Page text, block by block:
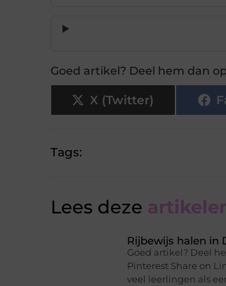
Goed artikel? Deel hem dan
X (Twitter)
Tags:
Lees deze
Rijbewijs halen in
Goed artikel? Deel
Pinterest Share on
veel leerlingen als